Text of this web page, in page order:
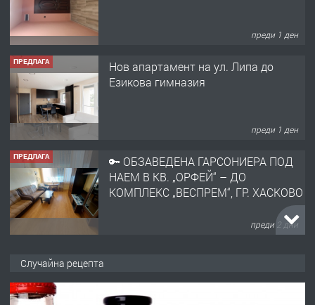
преди 1 ден
ПРЕДЛАГА
🔑 ОБЗАВЕДЕНА ГАРСОНИЕРА ПОД
НАЕМ В КВ. „ОРФЕЙ“ – ДО
преди 2 дни
ПРЕДЛАГА
НАПЪЛНО ОБЗАВЕДЕН И
ОБОРУДВАН ТРИСТАЕН
АПАРТАМЕНТ В ЦЕНТЪРА НА ГР.
преди 3 дни
Случайна рецепта